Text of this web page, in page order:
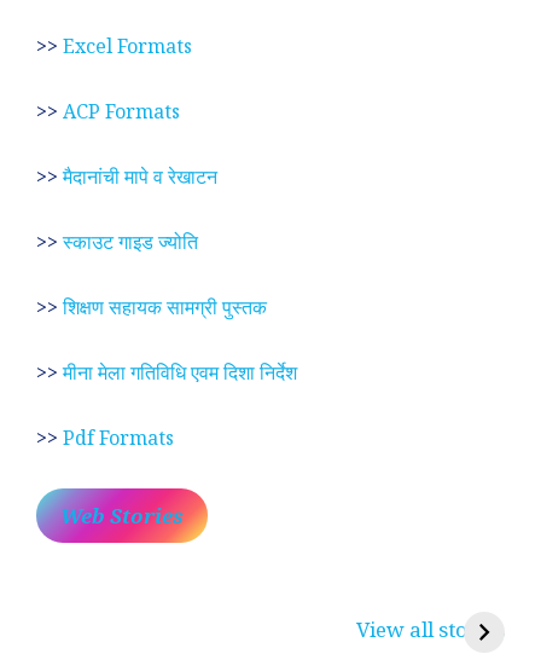
>> Excel Formats
>> ACP Formats
>>मैदानांची मापे व रेखाटन
>>स्काउट गाइड ज्योति
>>शिक्षण सहायक सामग्री पुस्तक
>>मीना मेला गतिविधि एवम दिशा निर्देश
>> Pdf Formats
Web Stories
View all stories
रामसा पीर, रुणेचा रा